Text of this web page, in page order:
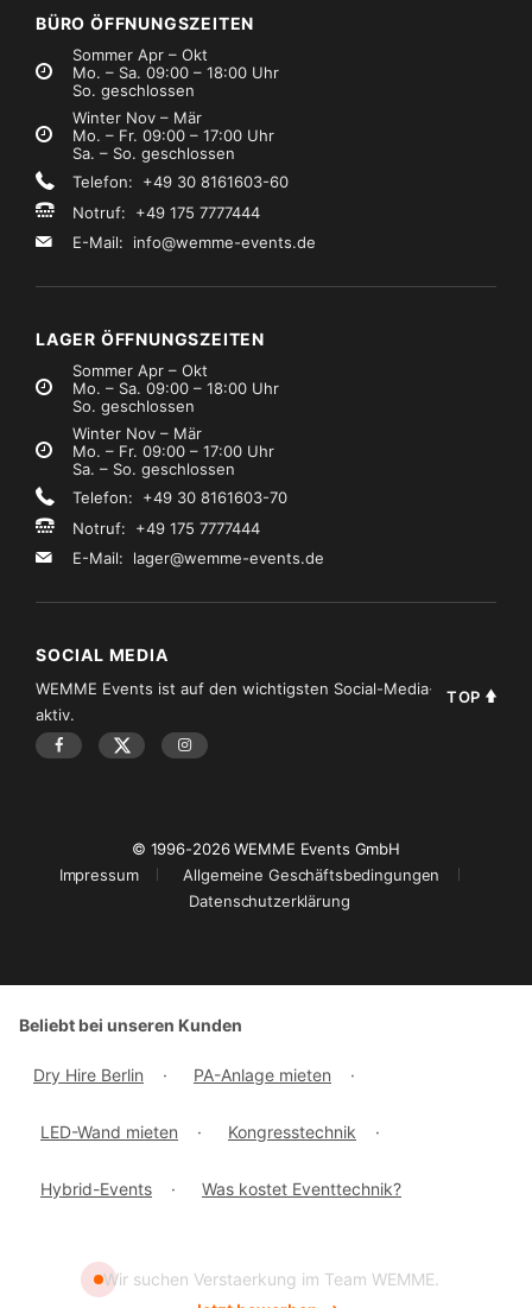
BÜRO ÖFFNUNGSZEITEN
Sommer Apr – Okt
Mo. – Sa. 09:00 – 18:00 Uhr
So. geschlossen
Winter Nov – Mär
Mo. – Fr. 09:00 – 17:00 Uhr
Sa. – So. geschlossen
Telefon: +49 30 8161603-60
Notruf: +49 175 7777444
E-Mail: info@wemme-events.de
LAGER ÖFFNUNGSZEITEN
Sommer Apr – Okt
Mo. – Sa. 09:00 – 18:00 Uhr
So. geschlossen
Winter Nov – Mär
Mo. – Fr. 09:00 – 17:00 Uhr
Sa. – So. geschlossen
Telefon: +49 30 8161603-70
Notruf: +49 175 7777444
E-Mail: lager@wemme-events.de
SOCIAL MEDIA
WEMME Events ist auf den wichtigsten Social-Media-Kanälen
aktiv.
© 1996-2026 WEMME Events GmbH
Impressum
Allgemeine Geschäftsbedingungen
Datenschutzerklärung
TOP
Beliebt bei unseren Kunden
Dry Hire Berlin · PA-Anlage mieten ·
LED-Wand mieten · Kongresstechnik ·
Hybrid-Events · Was kostet Eventtechnik?
Wir suchen Verstaerkung im Team WEMME.